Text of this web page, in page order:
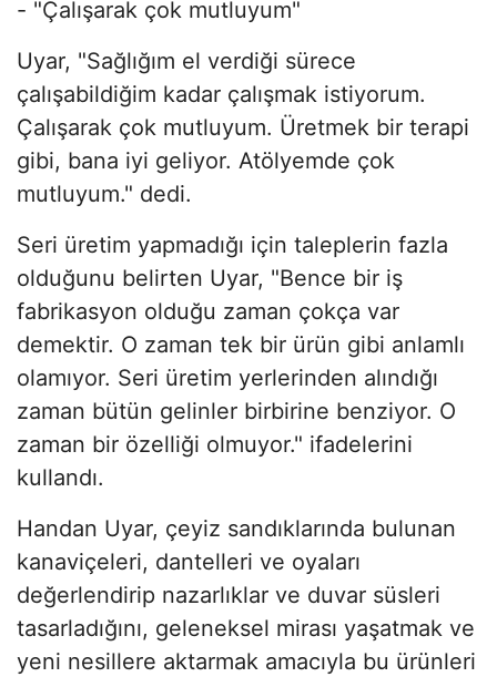
- "Çalışarak çok mutluyum"
Uyar, "Sağlığım el verdiği sürece
çalışabildiğim kadar çalışmak istiyorum.
Çalışarak çok mutluyum. Üretmek bir terapi
gibi, bana iyi geliyor. Atölyemde çok
mutluyum." dedi.
Seri üretim yapmadığı için taleplerin fazla
olduğunu belirten Uyar, "Bence bir iş
fabrikasyon olduğu zaman çokça var
demektir. O zaman tek bir ürün gibi anlamlı
olamıyor. Seri üretim yerlerinden alındığı
zaman bütün gelinler birbirine benziyor. O
zaman bir özelliği olmuyor." ifadelerini
kullandı.
Handan Uyar, çeyiz sandıklarında bulunan
kanaviçeleri, dantelleri ve oyaları
değerlendirip nazarlıklar ve duvar süsleri
tasarladığını, geleneksel mirası yaşatmak ve
yeni nesillere aktarmak amacıyla bu ürünleri